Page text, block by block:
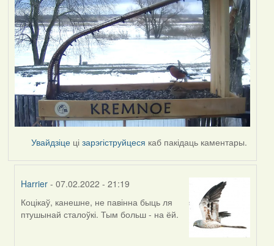
Увайдзіце цізарэгіструйцеся каб пакідаць каментары.
Harrier - 07.02.2022 - 21:19
In
reply
Коцікаў, канешне, не павінна быць ля
птушынай сталоўкі. Тым больш - на ёй.